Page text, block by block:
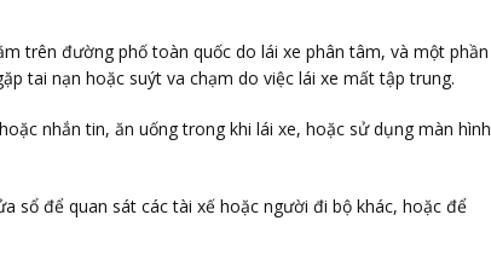
trên đường phố toàn quốc do lái xe phân tâm, và một phần
tai nạn hoặc suýt va chạm do việc lái xe mất tập trung.
nhắn tin, ăn uống trong khi lái xe, hoặc sử dụng màn hình
sổ để quan sát các tài xế hoặc người đi bộ khác, hoặc để